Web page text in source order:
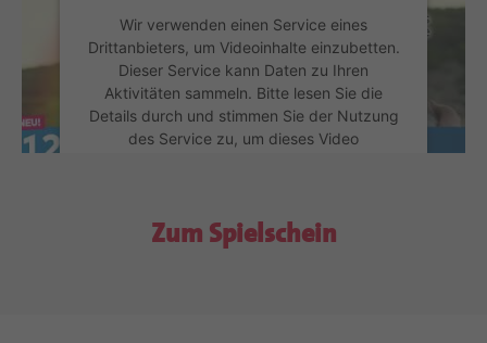
Wir verwenden einen Service eines
Drittanbieters, um Videoinhalte einzubetten.
Dieser Service kann Daten zu Ihren
Aktivitäten sammeln. Bitte lesen Sie die
Details durch und stimmen Sie der Nutzung
des Service zu, um dieses Video
Zum Spielschein